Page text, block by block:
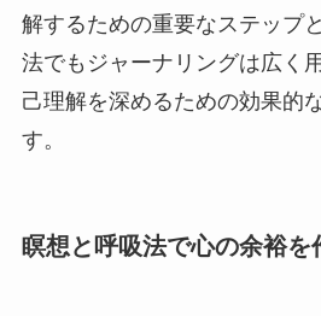
解するための重要なステップ
法でもジャーナリングは広く
己理解を深めるための効果的
す。
瞑想と呼吸法で心の余裕を